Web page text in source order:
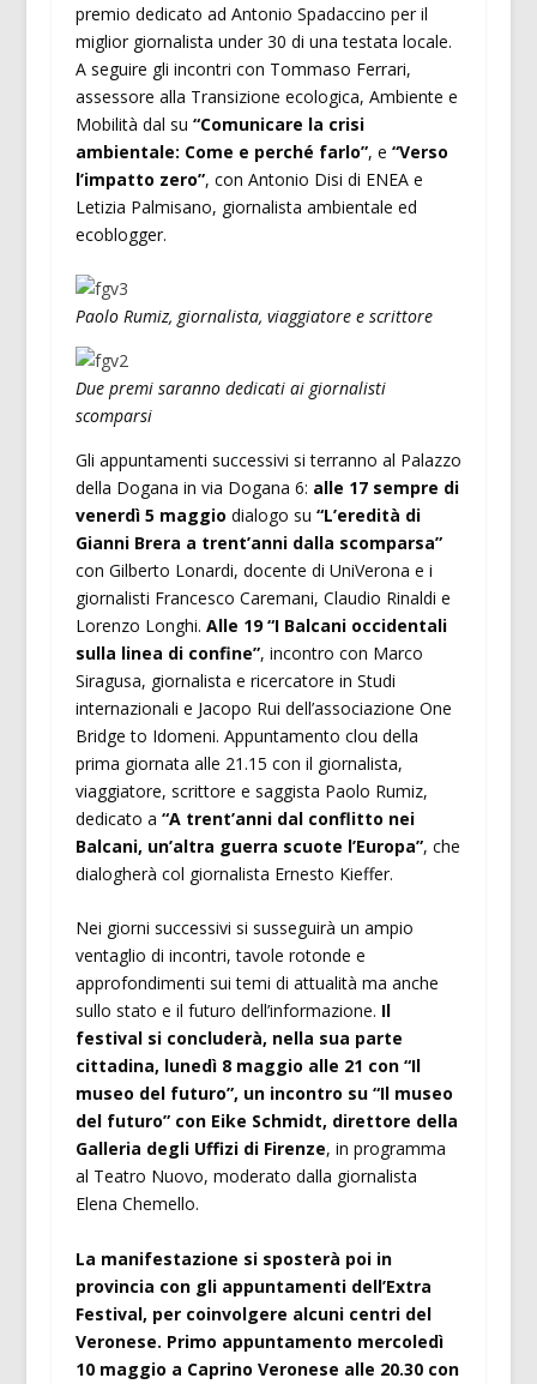
premio dedicato ad Antonio Spadaccino per il
miglior giornalista under 30 di una testata locale.
A seguire gli incontri con Tommaso Ferrari,
assessore alla Transizione ecologica, Ambiente e
Mobilità dal su “Comunicare la crisi
ambientale: Come e perché farlo”, e “Verso
l’impatto zero”, con Antonio Disi di ENEA e
Letizia Palmisano, giornalista ambientale ed
ecoblogger.
Paolo Rumiz, giornalista, viaggiatore e scrittore
Due premi saranno dedicati ai giornalisti
scomparsi
Gli appuntamenti successivi si terranno al Palazzo
della Dogana in via Dogana 6: alle 17 sempre di
venerdì 5 maggio dialogo su “L’eredità di
Gianni Brera a trent’anni dalla scomparsa”
con Gilberto Lonardi, docente di UniVerona e i
giornalisti Francesco Caremani, Claudio Rinaldi e
Lorenzo Longhi. Alle 19 “I Balcani occidentali
sulla linea di confine”, incontro con Marco
Siragusa, giornalista e ricercatore in Studi
internazionali e Jacopo Rui dell’associazione One
Bridge to Idomeni. Appuntamento clou della
prima giornata alle 21.15 con il giornalista,
viaggiatore, scrittore e saggista Paolo Rumiz,
dedicato a “A trent’anni dal conflitto nei
Balcani, un’altra guerra scuote l’Europa”, che
dialogherà col giornalista Ernesto Kieffer.
Nei giorni successivi si susseguirà un ampio
ventaglio di incontri, tavole rotonde e
approfondimenti sui temi di attualità ma anche
sullo stato e il futuro dell’informazione. Il
festival si concluderà, nella sua parte
cittadina, lunedì 8 maggio alle 21 con “Il
museo del futuro”, un incontro su “Il museo
del futuro” con Eike Schmidt, direttore della
Galleria degli Uffizi di Firenze, in programma
al Teatro Nuovo, moderato dalla giornalista
Elena Chemello.
La manifestazione si sposterà poi in
provincia con gli appuntamenti dell’Extra
Festival, per coinvolgere alcuni centri del
Veronese. Primo appuntamento mercoledì
10 maggio a Caprino Veronese alle 20.30 con